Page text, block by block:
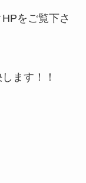
をご覧下さ
ます！！